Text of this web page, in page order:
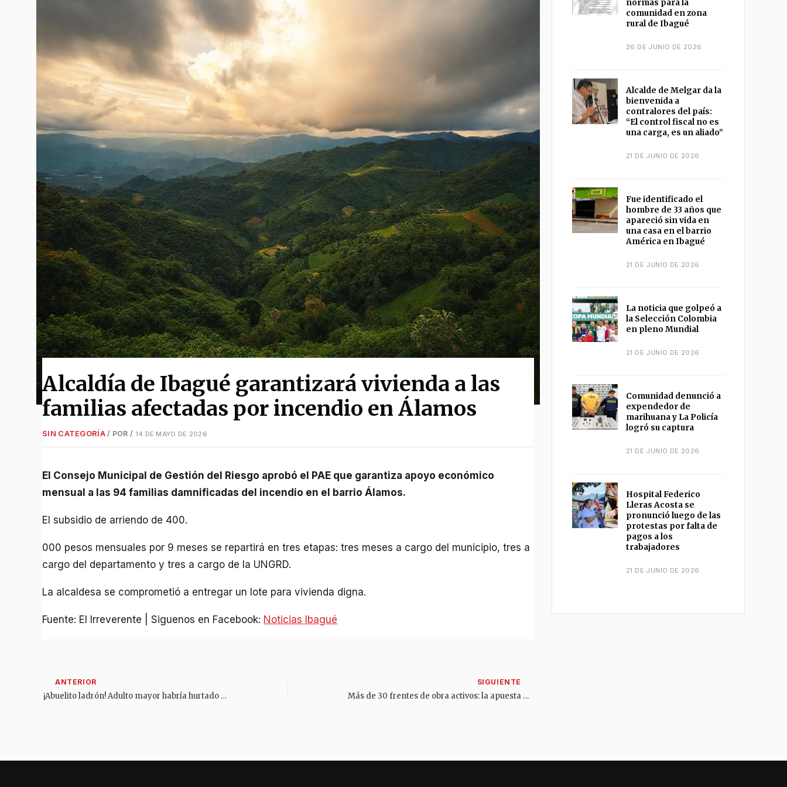
Alcaldía de Ibagué garantizará vivienda a las
familias afectadas por incendio en Álamos
SIN CATEGORÍA/ POR/ 14 DE MAYO DE 2026
El Consejo Municipal de Gestión del Riesgo aprobó el PAE que garantiza apoyo económico
mensual a las 94 familias damnificadas del incendio en el barrio Álamos.
El subsidio de arriendo de 400.
000 pesos mensuales por 9 meses se repartirá en tres etapas: tres meses a cargo del municipio, tres a
cargo del departamento y tres a cargo de la UNGRD.
La alcaldesa se comprometió a entregar un lote para vivienda digna.
Fuente: El Irreverente | Siguenos en Facebook: Noticias Ibagué
¡Abuelito ladrón! Adulto mayor habría hurtado un casco en un parqueadero del centro de Ibagué Más de 30 frentes de obra activos: la apuesta de la administración Aranda por transformar Ibagué
normas para la
comunidad en zona
rural de Ibagué
26 DE JUNIO DE 2026
Alcalde de Melgar da la
bienvenida a
contralores del país:
“El control fiscal no es
una carga, es un aliado”
21 DE JUNIO DE 2026
Fue identificado el
hombre de 33 años que
apareció sin vida en
una casa en el barrio
América en Ibagué
21 DE JUNIO DE 2026
La noticia que golpeó a
la Selección Colombia
en pleno Mundial
21 DE JUNIO DE 2026
Comunidad denunció a
expendedor de
marihuana y La Policía
logró su captura
21 DE JUNIO DE 2026
Hospital Federico
Lleras Acosta se
pronunció luego de las
protestas por falta de
pagos a los
trabajadores
21 DE JUNIO DE 2026